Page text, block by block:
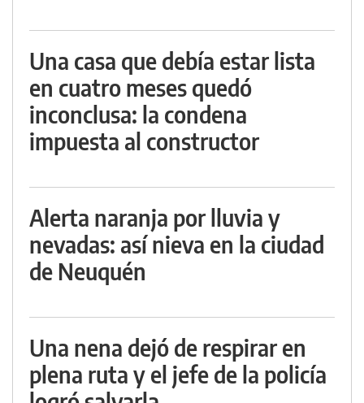
Una casa que debía estar lista
en cuatro meses quedó
inconclusa: la condena
impuesta al constructor
Alerta naranja por lluvia y
nevadas: así nieva en la ciudad
de Neuquén
Una nena dejó de respirar en
plena ruta y el jefe de la policía